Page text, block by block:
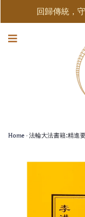
回歸傳統，
Home › 法輪大法書籍:精進